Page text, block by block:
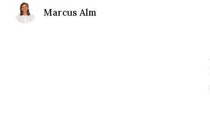
Marcus Alm